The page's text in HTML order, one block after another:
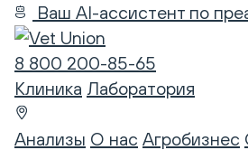
Ваш AI-ассистент по
8 800 200-85-65
Клиника Лаборатория
Анализы О нас Агробизнес